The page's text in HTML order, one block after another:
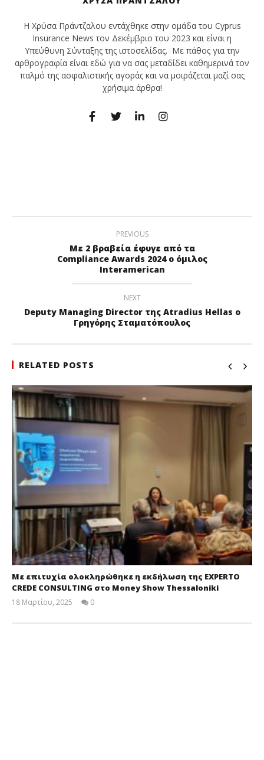
Η Χρύσα Πράντζαλου εντάχθηκε στην ομάδα του Cyprus
Insurance News τον Δεκέμβριο του 2023 και είναι η
Υπεύθυνη Σύνταξης της ιστοσελίδας. Με πάθος για την
αρθρογραφία είναι εδώ για να σας μεταδίδει καθημερινά τον
παλμό της ασφαλιστικής αγοράς και να μοιράζεται μαζί σας
χρήσιμα άρθρα!
PREVIOUS
Με 2 βραβεία έφυγε από τα
Compliance Awards 2024 ο όμιλος
Interamerican
NEXT
Deputy Managing Director της Atradius Hellas ο
Γρηγόρης Σταματόπουλος
RELATED POSTS
Με επιτυχία ολοκληρώθηκε η εκδήλωση της EXPERTO
CREDE CONSULTING στο Money Show Thessaloniki
18 Μαρτίου, 2025
Insurance
0